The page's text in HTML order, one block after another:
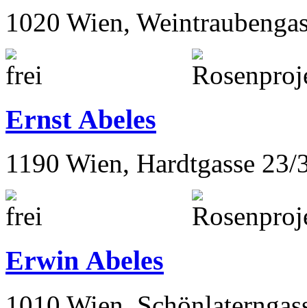
1020 Wien,
Ernst Abeles
1190 Wien, Hardtgasse 23/
Erwin Abeles